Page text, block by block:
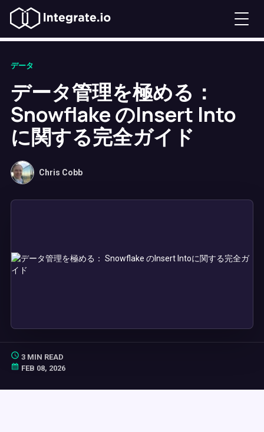
データ
データ管理を極める：
Snowflake のInsert Into
に関する完全ガイド
Chris Cobb
3 MIN READ
FEB 08, 2026